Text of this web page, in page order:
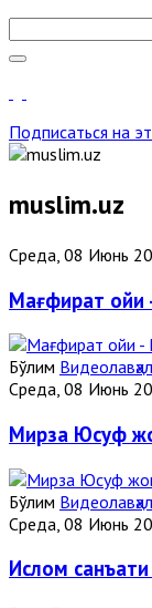
Подписаться на
muslim.uz
Среда, 08 Июнь
Мағфират ойи
Бўлим
Среда, 08 Июнь
Мирза Юсуф
Бўлим
Среда, 08 Июнь
Ислом санъати